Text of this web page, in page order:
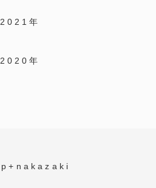
2021年
2020年